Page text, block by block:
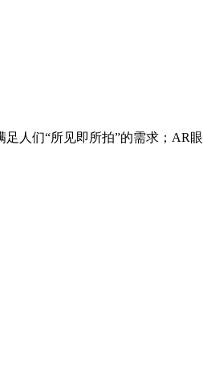
人们“所见即所拍”的需求；AR